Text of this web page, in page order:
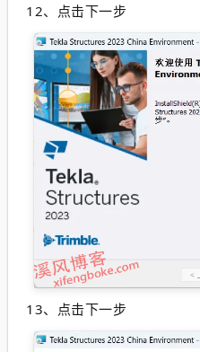
12、点击下一步
13、点击下一步